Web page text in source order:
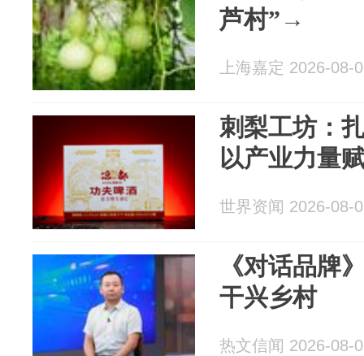
芦村”→
上海嘉定 2026-08-
刺梨工坊：
以产业力量
世界资闻 2026-08-
《对话品
干兴乡村
热文信闻 2026-08-